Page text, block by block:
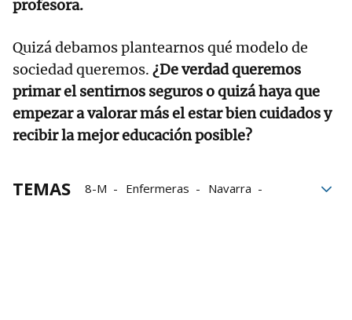
profesora.
Quizá debamos plantearnos qué modelo de
sociedad queremos. ¿De verdad queremos
primar el sentirnos seguros o quizá haya que
empezar a valorar más el estar bien cuidados y
recibir la mejor educación posible?
TEMAS 8-M Enfermeras
Navarra